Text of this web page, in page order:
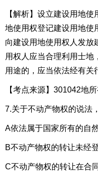
【解析】设立建设用地
地使用权登记建设用地使
向建设用地使用权人发放
用权人应当合理利用士地
用途的，应当依法经有关
【考点来源】301042地
7.关于不动产物权的说法
A依法属于国家所有的自
B不动产物权的转让未经
C不动产物权的转让在合